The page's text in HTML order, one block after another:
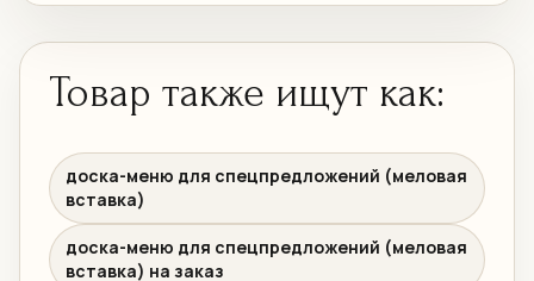
Товар также ищут как:
доска-меню для спецпредложений (меловая
вставка)
доска-меню для спецпредложений (меловая
вставка) на заказ